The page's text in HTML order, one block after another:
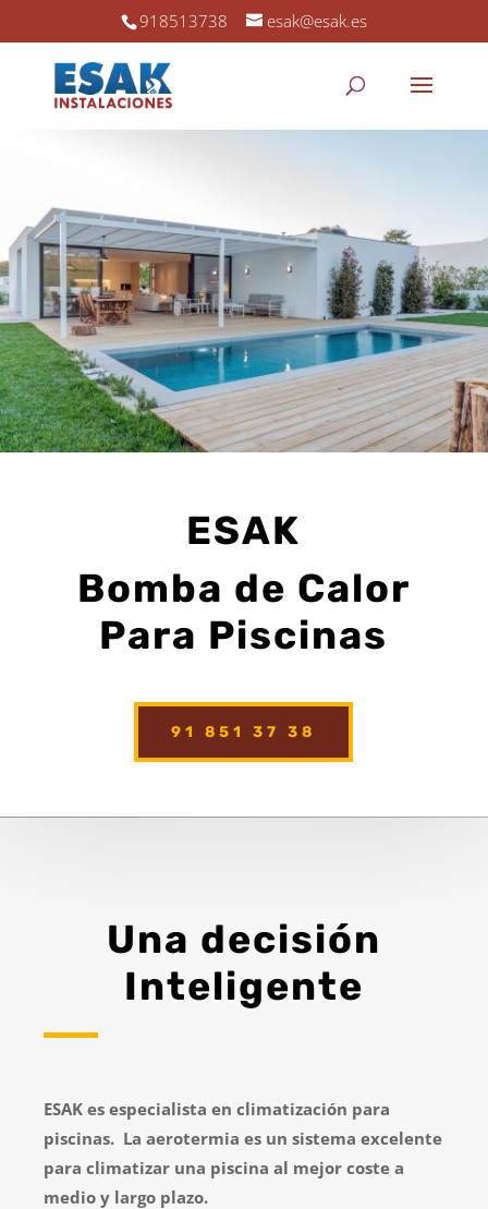
918513738 esak@esak.es
ESAK
Bomba de Calor
Para Piscinas
91 851 37 38
Una decisión
Inteligente
ESAK es especialista en climatización para
piscinas. La aerotermia es un sistema excelente
para climatizar una piscina al mejor coste a
medio y largo plazo.